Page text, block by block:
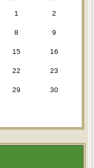
1 2
8 9
15 16
22 23
29 30